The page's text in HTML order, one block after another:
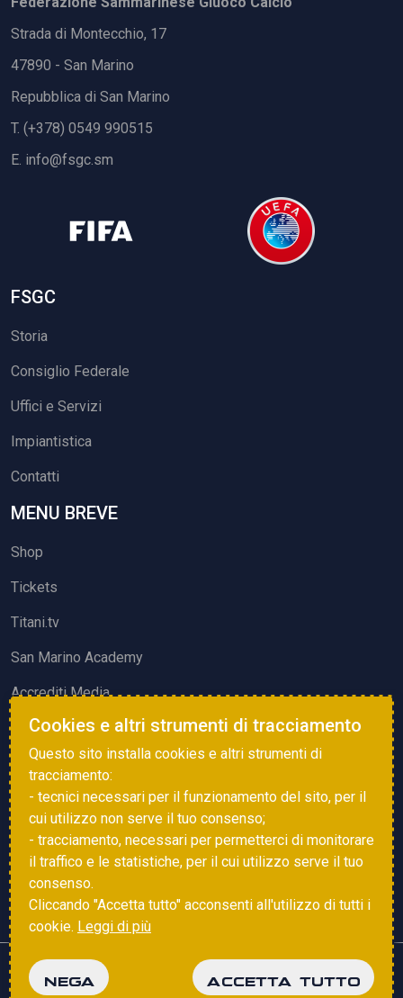
Strada di Montecchio, 17
47890 - San Marino
Repubblica di San Marino
T. (+378) 0549 990515
E. info@fsgc.sm
FSGC
Storia
Consiglio Federale
Uffici e Servizi
Impiantistica
Contatti
MENU BREVE
Shop
Tickets
Titani.tv
San Marino Academy
Accrediti Media
ATTIVITÀ ED EVENTI
Squadre di Calcio
Associazione Sammarinese Arbitri
Vota gol e parata
Copyright © 2025 FSGC. Tutti i diritti riservati
Cookies e altri strumenti di tracciamento
Questo sito installa cookies e altri strumenti di
tracciamento:
- tecnici necessari per il funzionamento del sito, per il
cui utilizzo non serve il tuo consenso;
- tracciamento, necessari per permetterci di monitorare
il traffico e le statistiche, per il cui utilizzo serve il tuo
consenso.
Cliccando "Accetta tutto" acconsenti all'utilizzo di tutti i
cookie. Leggi di più
NEGA ACCETTA TUTTO